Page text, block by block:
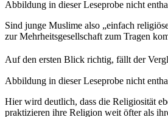
Abbildung in dieser Leseprobe nicht
Sind junge Muslime also „einfach
zur Mehrheitsgesellschaft zum Tragen
Auf den ersten Blick richtig, fällt der
Abbildung in dieser Leseprobe nicht
Hier wird deutlich, dass die Religiosität
praktizieren ihre Religion weit öfter als